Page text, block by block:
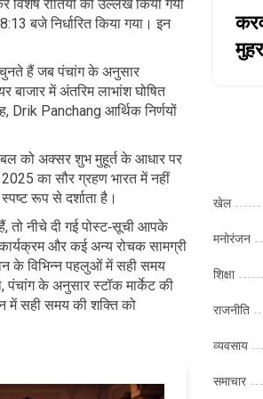
विशेष रीतियों का उल्लेख किया गया
बजे निर्धारित किया गया। इन
चुनते हैं जब पंचांग के अनुसार
में अंतरिम लाभांश घोषित
Drik Panchang आर्थिक निर्णयों
को अक्सर शुभ मुहूर्त के आधार पर
का सौर ग्रहण भारत में नहीं
रूप से दर्शाता है।
तो नीचे दी गई पोस्ट‑सूची आपके
कार्यक्रम और कई अन्य रोचक सामग्री
के विभिन्न पहलुओं में सही समय
के अनुसार स्टॉक मार्केट की
सही समय की शक्ति को
खेल
मनोरंजन
शिक्षा
राजनीति
व्यवसाय
समाचार